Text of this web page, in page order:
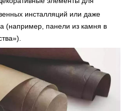
инсталляций или даже
(например, панели из камня в